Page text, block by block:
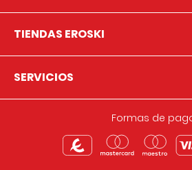
TIENDAS EROSKI
SERVICIOS
Formas de